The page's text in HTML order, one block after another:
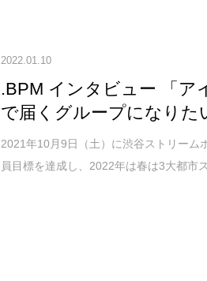
2022.01.10
.BPM インタビュー 「ア
で届くグループになりた
2021年10月9日（土）に渋谷ストリーム
員目標を達成し、2022年は春は3大都市